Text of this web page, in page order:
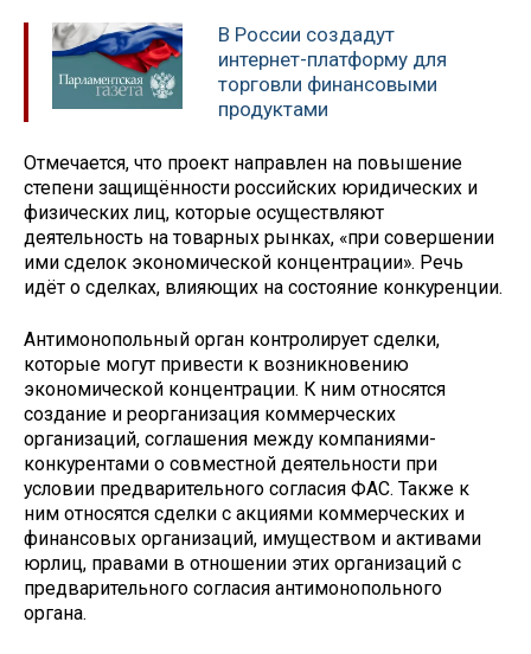
В России создадут
интернет-платформу для
торговли финансовыми
продуктами
Отмечается, что проект направлен на повышение
степени защищённости российских юридических и
физических лиц, которые осуществляют
деятельность на товарных рынках, «при совершении
ими сделок экономической концентрации». Речь
идёт о сделках, влияющих на состояние конкуренции.
Антимонопольный орган контролирует сделки,
которые могут привести к возникновению
экономической концентрации. К ним относятся
создание и реорганизация коммерческих
организаций, соглашения между компаниями-
конкурентами о совместной деятельности при
условии предварительного согласия ФАС. Также к
ним относятся сделки с акциями коммерческих и
финансовых организаций, имуществом и активами
юрлиц, правами в отношении этих организаций с
предварительного согласия антимонопольного
органа.